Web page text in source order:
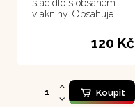
sladidlo s obsahem
vlákniny. Obsahuje
120 Kč
Koupit